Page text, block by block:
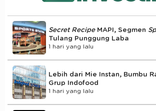
Secret RecipeMAPI, Segmen
Tulang Punggung Laba
1 hari yang lalu
Lebih dari Mie Instan, Bumbu
Grup Indofood
1 hari yang lalu